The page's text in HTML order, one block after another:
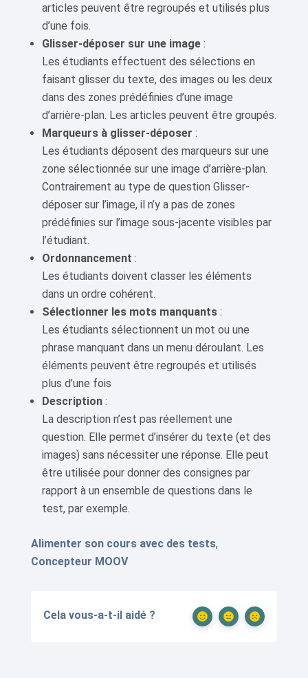
articles peuvent être regroupés et utilisés plus
d’une fois.
Glisser-déposer sur une image :
Les étudiants effectuent des sélections en
faisant glisser du texte, des images ou les deux
dans des zones prédéfinies d’une image
d’arrière-plan. Les articles peuvent être groupés.
Marqueurs à glisser-déposer :
Les étudiants déposent des marqueurs sur une
zone sélectionnée sur une image d’arrière-plan.
Contrairement au type de question Glisser-
déposer sur l’image, il n’y a pas de zones
prédéfinies sur l’image sous-jacente visibles par
l’étudiant.
Ordonnancement :
Les étudiants doivent classer les éléments
dans un ordre cohérent.
Sélectionner les mots manquants :
Les étudiants sélectionnent un mot ou une
phrase manquant dans un menu déroulant. Les
éléments peuvent être regroupés et utilisés
plus d’une fois
Description :
La description n’est pas réellement une
question. Elle permet d’insérer du texte (et des
images) sans nécessiter une réponse. Elle peut
être utilisée pour donner des consignes par
rapport à un ensemble de questions dans le
test, par exemple.
Alimenter son cours avec des tests,
Concepteur MOOV
Cela vous-a-t-il aidé ?